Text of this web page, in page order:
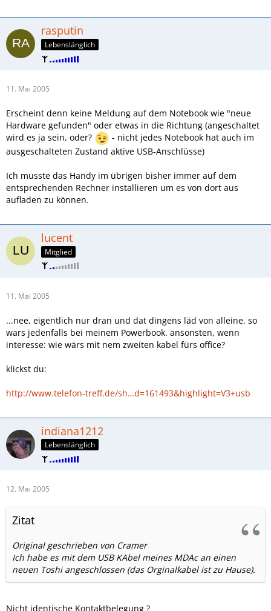
rasputin
Lebenslänglich
11. Mai 2005
Erscheint denn keine Meldung auf dem Notebook wie "neue
Hardware gefunden" oder etwas in die Richtung (angeschaltet
wird es ja sein, oder?
- nicht jedes Notebook hat auch im
ausgeschalteten Zustand aktive USB-Anschlüsse)
Ich musste das Handy im übrigen bisher immer auf dem
entsprechenden Rechner installieren um es von dort aus
aufladen zu können.
lucent
Mitglied
11. Mai 2005
...nee, eigentlich nur dran und dat dingens läd von alleine. so
wars jedenfalls bei meinem Powerbook. ansonsten, wenn
interesse: wie wärs mit nem zweiten kabel fürs office?
klickst du:
http://www.telefon-treff.de/sh…d=161493&highlight=V3+usb
indiana1212
Lebenslänglich
12. Mai 2005
Zitat
Original geschrieben von Cramer
Ich habe es mit dem USB KAbel meines MDAc an einen
neuen Toshi angeschlossen (das Orginalkabel ist zu Hause).
Nicht identische Kontaktbelegung ?